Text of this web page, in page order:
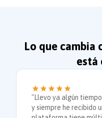
Lo que cambia
está
"Llevo ya algún
y siempre he recibido